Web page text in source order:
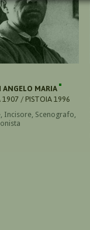
ANGELO MARIA
1907 / PISTOIA 1996
Incisore, Scenografo,